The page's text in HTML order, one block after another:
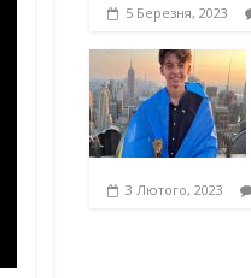
5 Березня, 2023
3 Лютого, 2023